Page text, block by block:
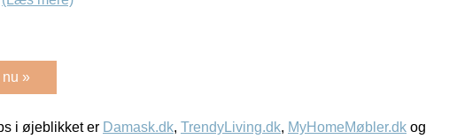
nu »
i øjeblikket er Damask.dk, TrendyLiving.dk, MyHomeMøbler.dk og